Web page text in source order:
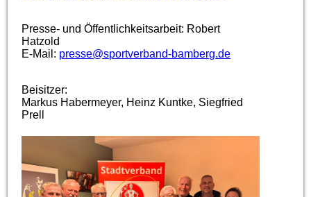
Presse- und Öffentlichkeitsarbeit: Robert
Hatzold
E-Mail: presse@sportverband-bamberg.de
Beisitzer:
Markus Habermeyer, Heinz Kuntke, Siegfried
Prell